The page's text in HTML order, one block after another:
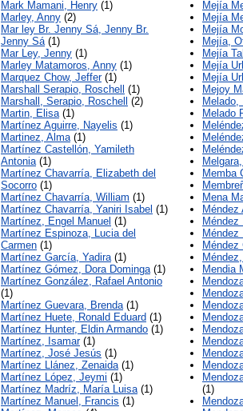
Mark Mamani, Henry (1)
Marley, Anny (2)
Mar ley Br. Jenny Sá, Jenny Br.
Jenny Sá(1)
Mar Ley, Jenny (1)
Marley Matamoros, Anny (1)
Marquez Chow, Jeffer(1)
Marshall Serapio, Roschell
(1)
Marshall, Serapio, Roschell
(2)
Martin, Elisa(1)
Martínez Aguirre, Nayelis (1)
Martinez, Alma(1)
Martínez Castellón, Yamileth
Antonia(1)
Martínez Chavarría, Elizabeth del
Socorro (1)
Martínez Chavarría, William (1)
Martínez Chavarría, Yaniri Isabel (1)
Martínez, Engel Manuel (1)
Martínez Espinoza, Lucia del
Carmen (1)
Martínez García, Yadira(1)
Martínez Gómez, Dora Dominga(1)
Martínez González, Rafael Antonio
(1)
Martínez Guevara, Brenda(1)
Martínez Huete, Ronald Eduard (1)
Martínez Hunter, Eldin Armando (1)
Martínez, Isamar(1)
Martínez, José Jesús (1)
Martínez Llánez, Zenaida(1)
Martínez López, Jeymi (1)
Martínez Madríz, María Luisa(1)
Martínez Manuel, Francis (1)
Mejía
Mejía
Mejía
Mejía,
Mejía
Mejía
Mejía
Mejoy
Melado,
Melado
Memba
Mena
Méndez
Méndez
Mendia
(1)